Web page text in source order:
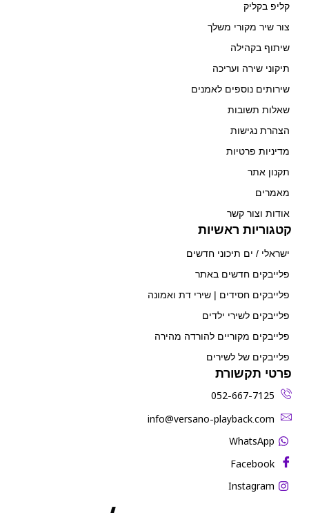
קליפ בקליק
צור שיר מקורי משלך
שיתוף בקהילה
תיקוני שירה ועריכה
שירותים נוספים לאמנים
שאלות תשובות
הצהרת נגישות
מדיניות פרטיות
תקנון אתר
מאמרים
אודות וצור קשר
קטגוריות ראשיות
ישראלי / ים תיכוני חדשים
פלייבקים חדשים באתר
פלייבקים חסידים | שירי דת ואמונה
פלייבקים לשירי ילדים
פלייבקים מקוריים להורדה מהירה
פלייבקים של לשירים
פרטי תקשורת
052-667-7125
‫info@versano-playback.com‬
WhatsApp
Facebook
Instagram